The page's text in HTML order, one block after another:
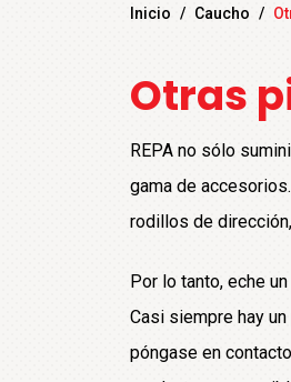
Inicio / Caucho /
Otras
REPA no sólo
gama de
rodillos de
Por lo tanto, eche
Casi siempre hay
póngase en